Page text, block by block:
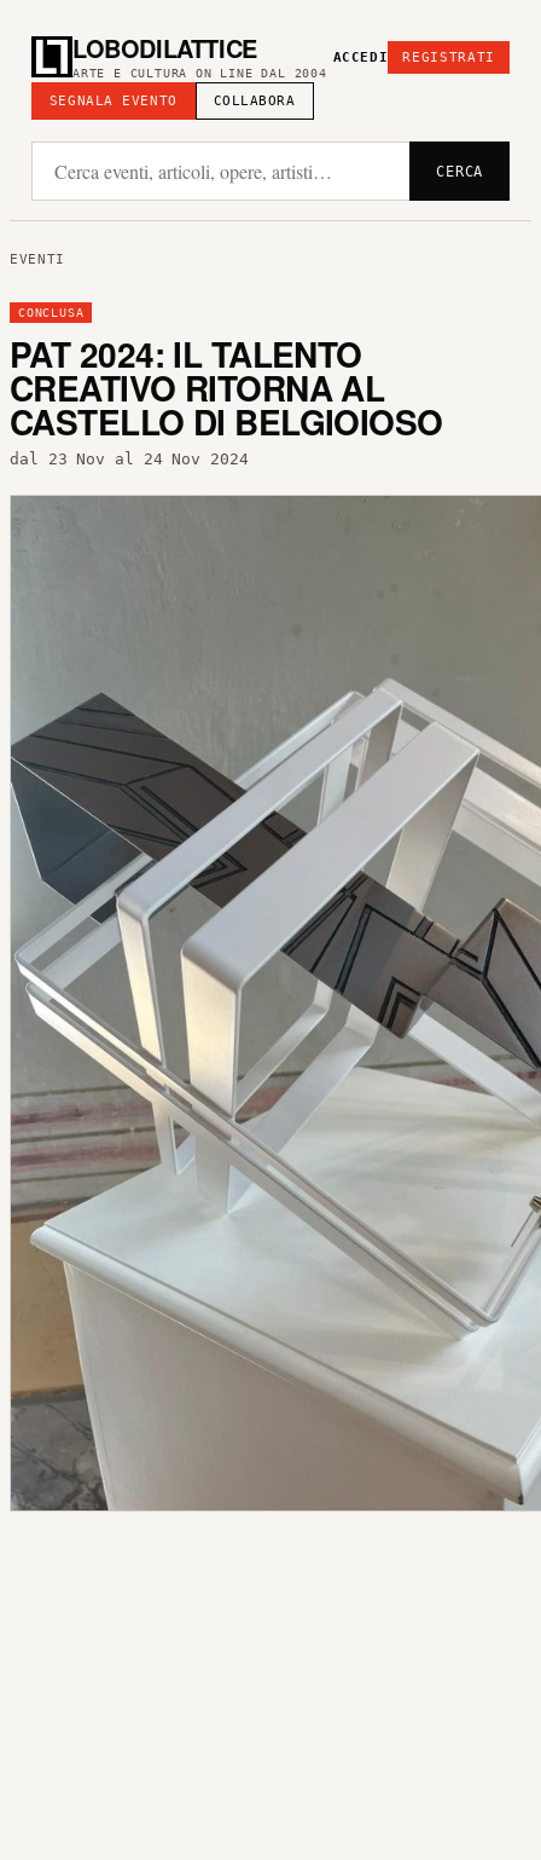
LOBODILATTICE
ARTE E CULTURA ON LINE DAL 2004
SEGNALA EVENTO COLLABORA
ACCEDI REGISTRATI
CERCA
EVENTI
CONCLUSA
PAT 2024: IL TALENTO
CREATIVO RITORNA AL
CASTELLO DI BELGIOIOSO
dal 23 Nov al 24 Nov 2024